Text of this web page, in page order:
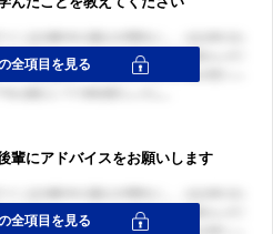
輩にアドバイスをお願いします